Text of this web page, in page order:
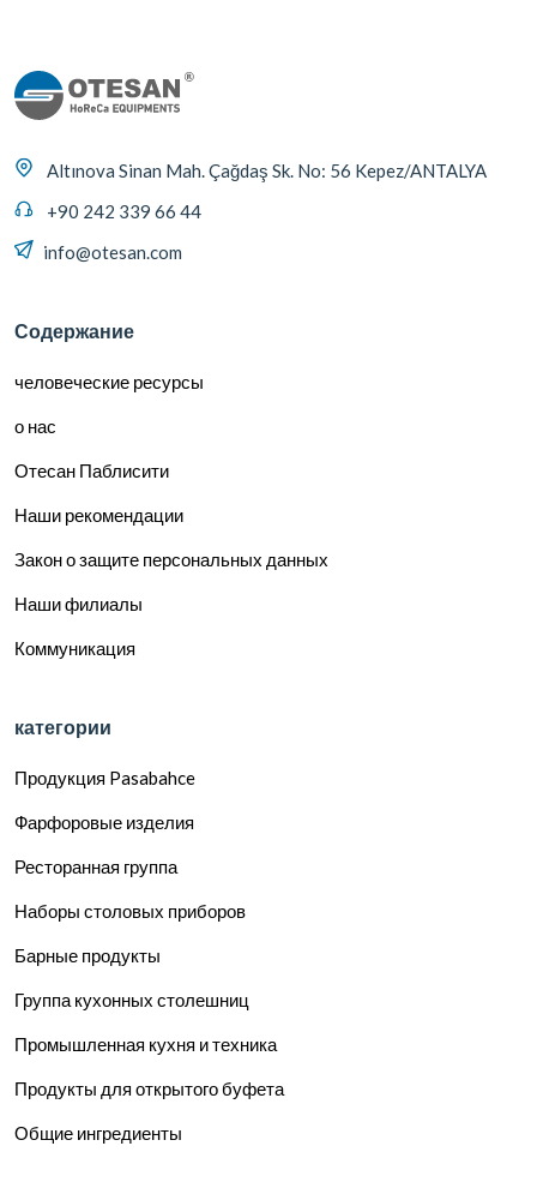
Altınova Sinan Mah. Çağdaş Sk. No: 56 Kepez/ANTALYA
+90 242 339 66 44
info@otesan.com
Содержание
человеческие ресурсы
о нас
Отесан Паблисити
Наши рекомендации
Закон о защите персональных данных
Наши филиалы
Коммуникация
категории
Продукция Pasabahce
Фарфоровые изделия
Ресторанная группа
Наборы столовых приборов
Барные продукты
Группа кухонных столешниц
Промышленная кухня и техника
Продукты для открытого буфета
Общие ингредиенты